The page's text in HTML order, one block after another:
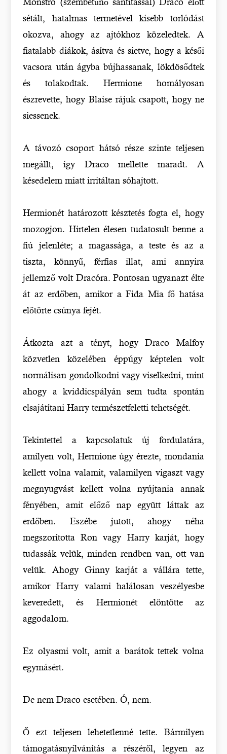
sétált, hatalmas termetével kisebb torlódást
okozva, ahogy az ajtókhoz közeledtek. A
fiatalabb diákok, ásítva és sietve, hogy a késői
vacsora után ágyba bújhassanak, lökdösődtek
és tolakodtak. Hermione homályosan
észrevette, hogy Blaise rájuk csapott, hogy ne
siessenek.
A távozó csoport hátsó része szinte teljesen
megállt, így Draco mellette maradt. A
késedelem miatt irritáltan sóhajtott.
Hermionét határozott késztetés fogta el, hogy
mozogjon. Hirtelen élesen tudatosult benne a
fiú jelenléte; a magassága, a teste és az a
tiszta, könnyű, férfias illat, ami annyira
jellemző volt Dracóra. Pontosan ugyanazt élte
át az erdőben, amikor a Fida Mia fő hatása
előtörte csúnya fejét.
Átkozta azt a tényt, hogy Draco Malfoy
közvetlen közelében éppúgy képtelen volt
normálisan gondolkodni vagy viselkedni, mint
ahogy a kviddicspályán sem tudta spontán
elsajátítani Harry természetfeletti tehetségét.
Tekintettel a kapcsolatuk új fordulatára,
amilyen volt, Hermione úgy érezte, mondania
kellett volna valamit, valamilyen vigaszt vagy
megnyugvást kellett volna nyújtania annak
fényében, amit előző nap együtt láttak az
erdőben. Eszébe jutott, ahogy néha
megszorította Ron vagy Harry karját, hogy
tudassák velük, minden rendben van, ott van
velük. Ahogy Ginny karját a vállára tette,
amikor Harry valami halálosan veszélyesbe
keveredett, és Hermionét elöntötte az
aggodalom.
Ez olyasmi volt, amit a barátok tettek volna
egymásért.
De nem Draco esetében. Ó, nem.
Ő ezt teljesen lehetetlenné tette. Bármilyen
támogatásnyilvánítás a részéről, legyen az